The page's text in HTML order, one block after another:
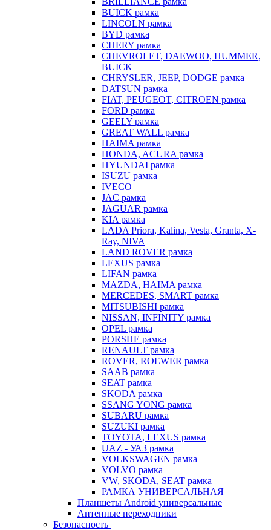
BUICK рамка
LINCOLN рамка
BYD рамка
CHERY рамка
CHEVROLET, DAEWOO, HUMMER,
BUICK
CHRYSLER, JEEP, DODGE рамка
DATSUN рамка
FIAT, PEUGEOT, CITROEN рамка
FORD рамка
GEELY рамка
GREAT WALL рамка
HAIMA рамка
HONDA, ACURA рамка
HYUNDAI рамка
ISUZU рамка
IVECO
JAC рамка
JAGUAR рамка
KIA рамка
LADA Priora, Kalina, Vesta, Granta, X-
Ray, NIVA
LAND ROVER рамка
LEXUS рамка
LIFAN рамка
MAZDA, HAIMA рамка
MERCEDES, SMART рамка
MITSUBISHI рамка
NISSAN, INFINITY рамка
OPEL рамка
PORSHE рамка
RENAULT рамка
ROVER, ROEWER рамка
SAAB рамка
SEAT рамка
SKODA рамка
SSANG YONG рамка
SUBARU рамка
SUZUKI рамка
TOYOTA, LEXUS рамка
UAZ - УАЗ рамка
VOLKSWAGEN рамка
VOLVO рамка
VW, SKODA, SEAT рамка
РАМКА УНИВЕРСАЛЬНАЯ
Планшеты Android универсальные
Антенные переходники
Безопасность